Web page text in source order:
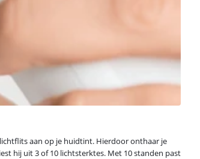
aan op je huidtint. Hierdoor onthaar je
hij uit 3 of 10 lichtsterktes. Met 10 standen past